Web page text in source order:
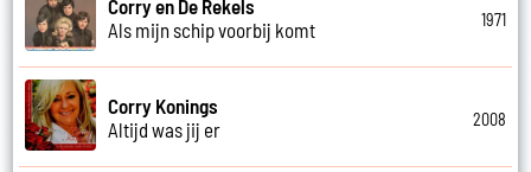
Corry en De Rekels
Als mijn schip voorbij komt
1971
Corry Konings
Altijd was jij er
2008